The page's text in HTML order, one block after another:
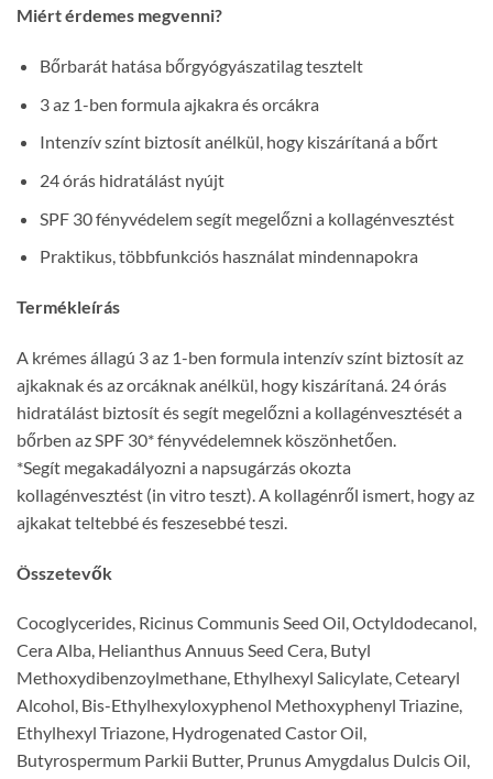
Miért érdemes megvenni?
Bőrbarát hatása bőrgyógyászatilag tesztelt
3 az 1-ben formula ajkakra és orcákra
Intenzív színt biztosít anélkül, hogy kiszárítaná a bőrt
24 órás hidratálást nyújt
SPF 30 fényvédelem segít megelőzni a kollagénvesztést
Praktikus, többfunkciós használat mindennapokra
Termékleírás
A krémes állagú 3 az 1-ben formula intenzív színt biztosít az
ajkaknak és az orcáknak anélkül, hogy kiszárítaná. 24 órás
hidratálást biztosít és segít megelőzni a kollagénvesztését a
bőrben az SPF 30* fényvédelemnek köszönhetően.
*Segít megakadályozni a napsugárzás okozta
kollagénvesztést (in vitro teszt). A kollagénről ismert, hogy az
ajkakat teltebbé és feszesebbé teszi.
Összetevők
Cocoglycerides, Ricinus Communis Seed Oil, Octyldodecanol,
Cera Alba, Helianthus Annuus Seed Cera, Butyl
Methoxydibenzoylmethane, Ethylhexyl Salicylate, Cetearyl
Alcohol, Bis-Ethylhexyloxyphenol Methoxyphenyl Triazine,
Ethylhexyl Triazone, Hydrogenated Castor Oil,
Butyrospermum Parkii Butter, Prunus Amygdalus Dulcis Oil,